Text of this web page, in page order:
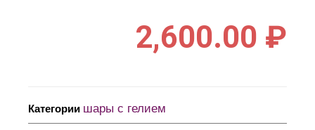
2,600.00 ₽
Категории шары с гелием